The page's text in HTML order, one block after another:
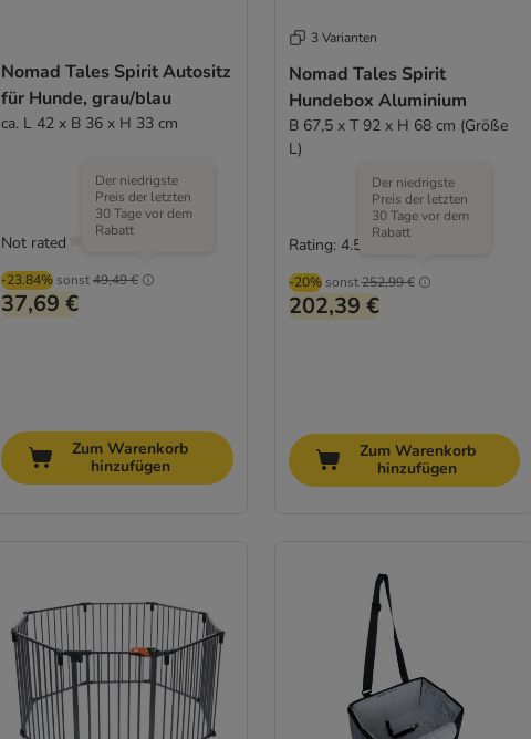
Nomad Tales Spirit Autositz
für Hunde, grau/blau
ca. L 42 x B 36 x H 33 cm
-23.84% sonst49,49 €
Der niedrigste
Preis der letzten
30 Tage vor dem
Rabatt
37,69 €
Not rated
Zum Warenkorb
hinzufügen
3 Varianten
Nomad Tales Spirit
Hundebox Aluminium
B 67,5 x T 92 x H 68 cm (Größe
L)
-20% sonst252,99 €
Der niedrigste
Preis der letzten
30 Tage vor dem
Rabatt
202,39 €
Rating: 4.5/5
Zum Warenkorb
hinzufügen